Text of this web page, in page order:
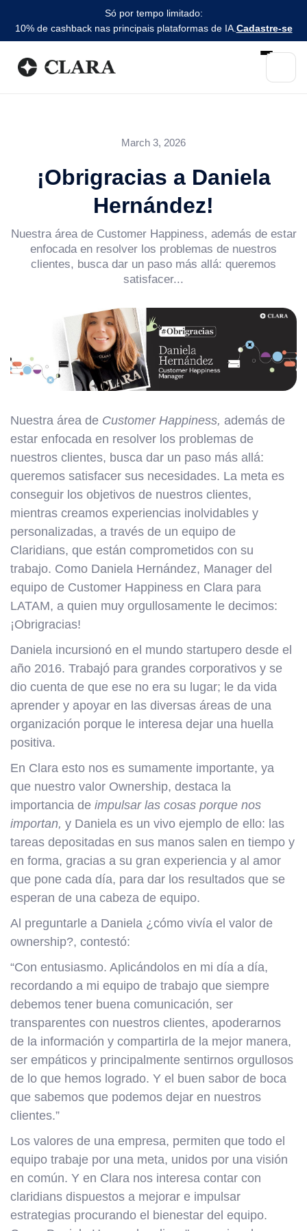
Só por tempo limitado:
10% de cashback nas principais plataformas de IA. Cadastre-se
March 3, 2026
¡Obrigracias a Daniela
Hernández!
Nuestra área de Customer Happiness, además de estar
enfocada en resolver los problemas de nuestros
clientes, busca dar un paso más allá: queremos
satisfacer...
Nuestra área de Customer Happiness, además de
estar enfocada en resolver los problemas de
nuestros clientes, busca dar un paso más allá:
queremos satisfacer sus necesidades. La meta es
conseguir los objetivos de nuestros clientes,
mientras creamos experiencias inolvidables y
personalizadas, a través de un equipo de
Claridians, que están comprometidos con su
trabajo. Como Daniela Hernández, Manager del
equipo de Customer Happiness en Clara para
LATAM, a quien muy orgullosamente le decimos:
¡Obrigracias!
Daniela incursionó en el mundo startupero desde el
año 2016. Trabajó para grandes corporativos y se
dio cuenta de que ese no era su lugar; le da vida
aprender y apoyar en las diversas áreas de una
organización porque le interesa dejar una huella
positiva.
En Clara esto nos es sumamente importante, ya
que nuestro valor Ownership, destaca la
importancia de impulsar las cosas porque nos
importan, y Daniela es un vivo ejemplo de ello: las
tareas depositadas en sus manos salen en tiempo y
en forma, gracias a su gran experiencia y al amor
que pone cada día, para dar los resultados que se
esperan de una cabeza de equipo.
Al preguntarle a Daniela ¿cómo vivía el valor de
ownership?, contestó:
“Con entusiasmo. Aplicándolos en mi día a día,
recordando a mi equipo de trabajo que siempre
debemos tener buena comunicación, ser
transparentes con nuestros clientes, apoderarnos
de la información y compartirla de la mejor manera,
ser empáticos y principalmente sentirnos orgullosos
de lo que hemos logrado. Y el buen sabor de boca
que sabemos que podemos dejar en nuestros
clientes.”
Los valores de una empresa, permiten que todo el
equipo trabaje por una meta, unidos por una visión
en común. Y en Clara nos interesa contar con
claridians dispuestos a mejorar e impulsar
estrategias procurando el bienestar del equipo.